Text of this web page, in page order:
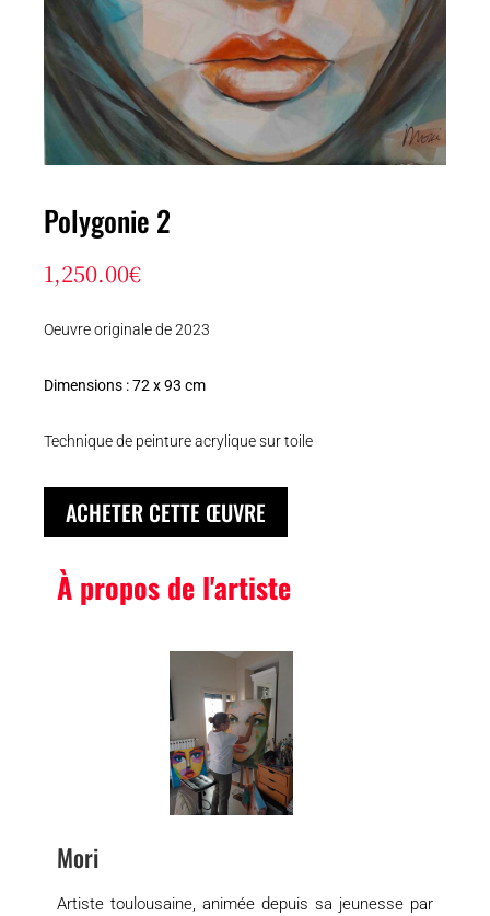
Polygonie 2
1,250.00€
Oeuvre originale de 2023
Dimensions : 72 x 93 cm
Technique de peinture acrylique sur toile
ACHETER CETTE ŒUVRE
À propos de l'artiste
Mori
Artiste toulousaine, animée depuis sa jeunesse par